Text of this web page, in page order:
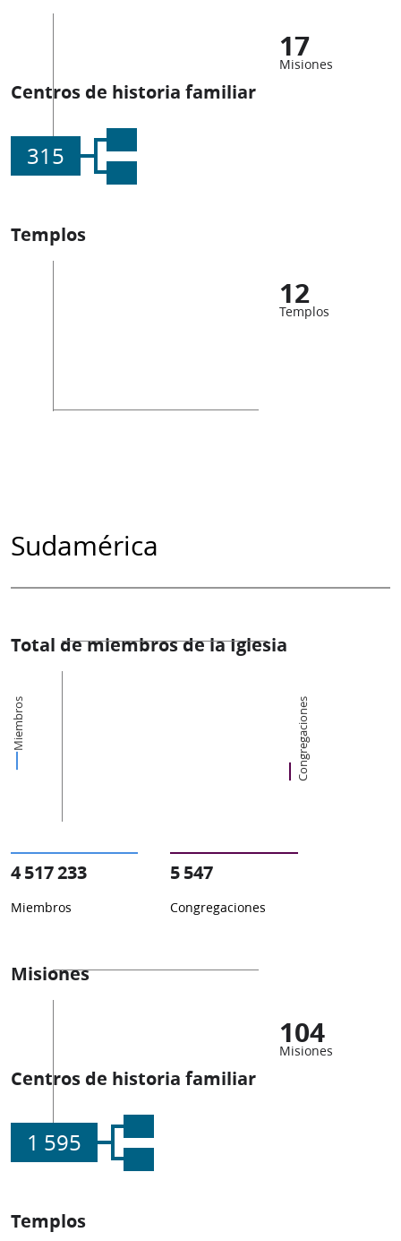
17
Misiones
Centros de historia familiar
315
Templos
12
Templos
Sudamérica
Total de miembros de la Iglesia
Miembros Congregaciones
4 517 233
Miembros
5 547
Congregaciones
Misiones
104
Misiones
Centros de historia familiar
1 595
Templos